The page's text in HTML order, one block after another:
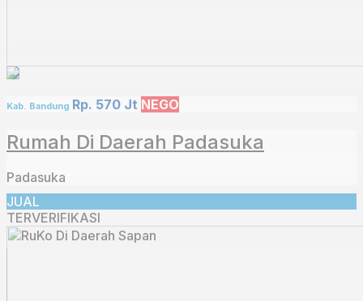
Kab. Bandung Rp. 570 Jt NEGO
Rumah Di Daerah Padasuka
Padasuka
JUAL
TERVERIFIKASI